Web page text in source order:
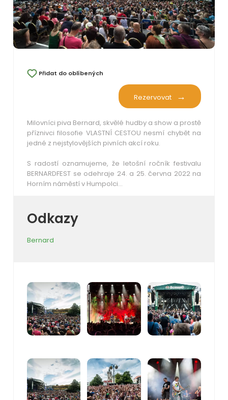
Přidat do oblíbených
Rezervovat
Milovníci piva Bernard, skvělé hudby a show a prostě
příznivci filosofie VLASTNÍ CESTOU nesmí chybět na
jedné z nejstylovějších pivních akcí roku.
S radostí oznamujeme, že letošní ročník festivalu
BERNARDFEST se odehraje 24. a 25. června 2022 na
Horním náměstí v Humpolci…
Odkazy
Bernard